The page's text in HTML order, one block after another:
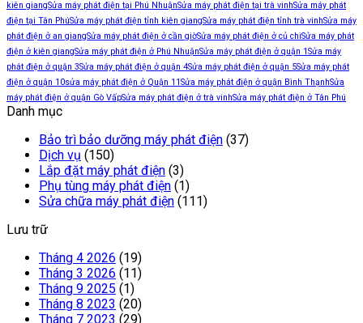
kiên giangSửa máy phát điện tại Phú NhuậnSửa máy phát điện tại trà vinhSửa máy phát
điện tại Tân PhúSửa máy phát điện tỉnh kiên giangSửa máy phát điện tỉnh trà vinhSửa máy
phát điện ở an giangSửa máy phát điện ở cần giờSửa máy phát điện ở củ chiSửa máy phát
điện ở kiên giangSửa máy phát điện ở Phú NhuậnSửa máy phát điện ở quận 1Sửa máy
phát điện ở quận 3Sửa máy phát điện ở quận 4Sửa máy phát điện ở quận 5Sửa máy phát
điện ở quận 10sửa máy phát điện ở Quận 11Sửa máy phát điện ở quận Bình ThạnhSửa
máy phát điện ở quận Gò VấpSửa máy phát điện ở trà vinhSửa máy phát điện ở Tân Phú
Danh mục
Bảo trì bảo dưỡng máy phát điện (37)
Dịch vụ (150)
Lắp đặt máy phát điện (3)
Phụ tùng máy phát điện (1)
Sửa chữa máy phát điện (111)
Lưu trữ
Tháng 4 2026 (19)
Tháng 3 2026 (11)
Tháng 9 2025 (1)
Tháng 8 2023 (20)
Tháng 7 2023 (29)